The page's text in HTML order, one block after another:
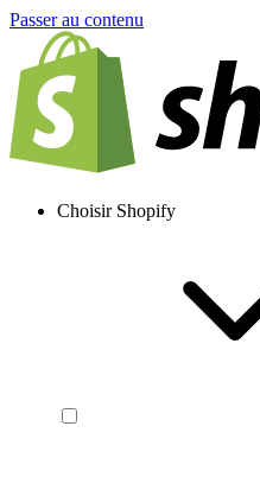
Passer au contenu
Choisir Shopify